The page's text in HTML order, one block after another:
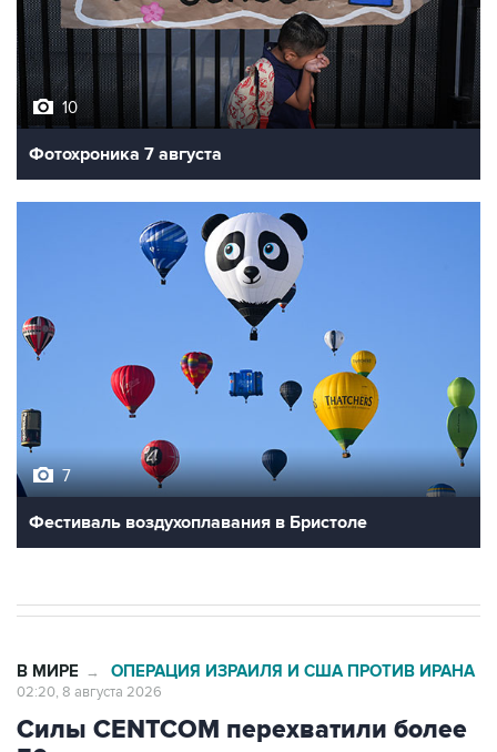
10
Фотохроника 7 августа
7
Фестиваль воздухоплавания в Бристоле
В МИРЕ → ОПЕРАЦИЯ ИЗРАИЛЯ И США ПРОТИВ ИРАНА
02:20, 8 августа 2026
Силы CENTCOM перехватили более